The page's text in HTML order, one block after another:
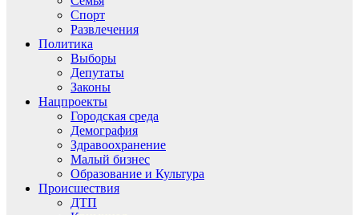
Спорт
Развлечения
Политика
Выборы
Депутаты
Законы
Нацпроекты
Городская среда
Демография
Здравоохранение
Малый бизнес
Образование и Культура
Происшествия
ДТП